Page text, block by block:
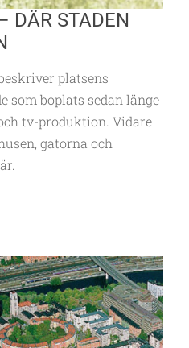
DÄR STADEN
platsens
som boplats sedan länge
tv-produktion. Vidare
gatorna och